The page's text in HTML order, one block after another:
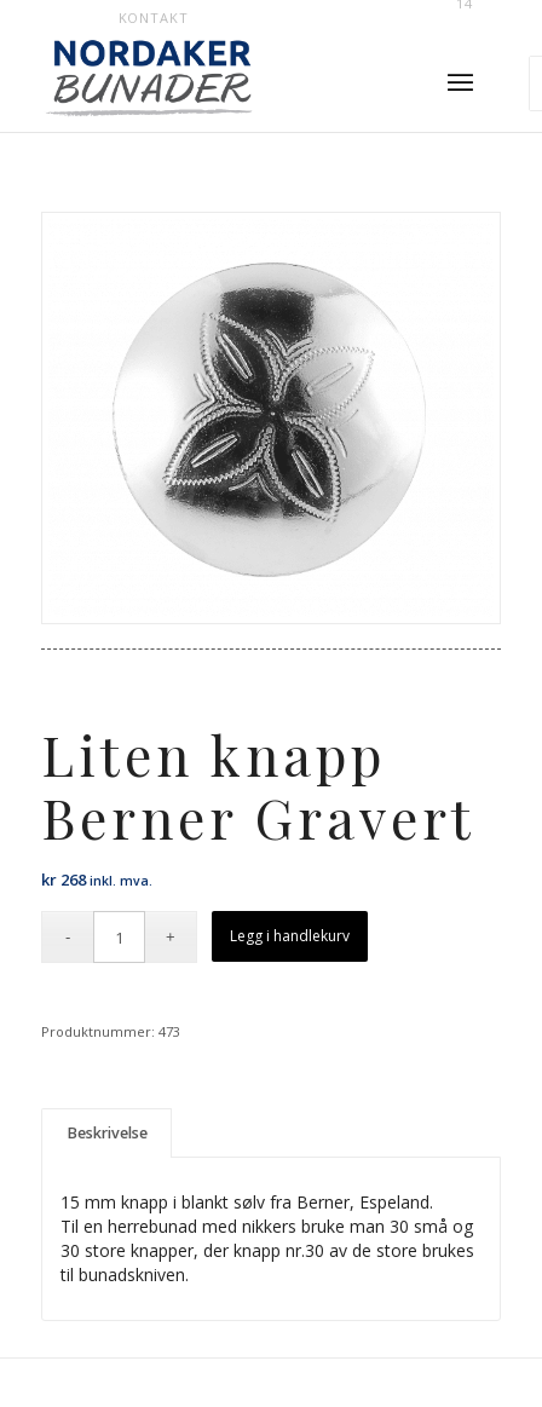
KONTAKT
Liten knapp
Berner Gravert
kr268 inkl. mva.
Legg i handlekurv
Produktnummer: 473
Beskrivelse
15 mm knapp i blankt sølv fra Berner, Espeland.
Til en herrebunad med nikkers bruke man 30 små og
30 store knapper, der knapp nr.30 av de store brukes
til bunadskniven.